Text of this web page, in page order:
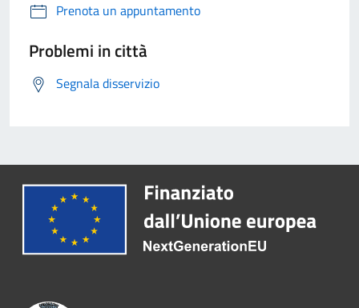
Prenota un appuntamento
Problemi in città
Segnala disservizio